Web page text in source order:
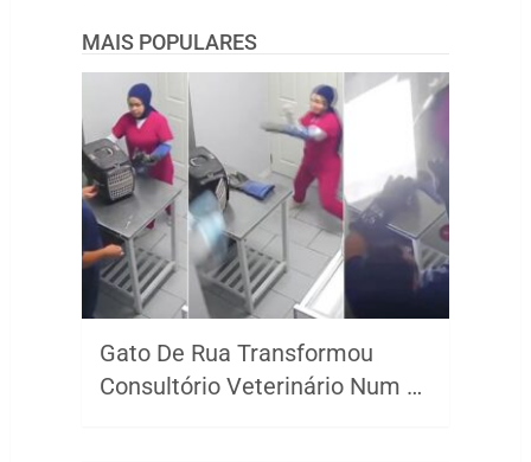
MAIS POPULARES
Gato De Rua Transformou
Consultório Veterinário Num …